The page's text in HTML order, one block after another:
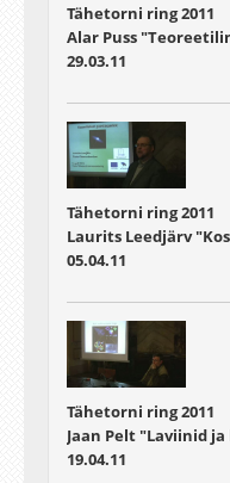
Tähetorni ring 2011
Alar Puss
29.03.11
Tähetorni ring 2011
Laurits Leedjärv
05.04.11
Tähetorni ring 2011
Jaan Pelt "Laviinid
19.04.11